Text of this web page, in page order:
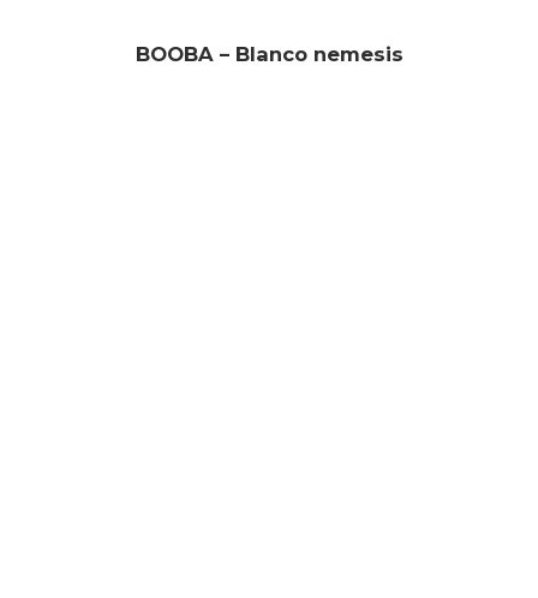
BOOBA – Blanco nemesis